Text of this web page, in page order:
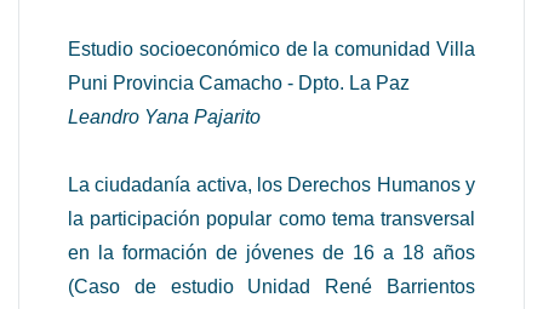
Estudio socioeconómico de la comunidad Villa
Puni Provincia Camacho - Dpto. La Paz
Leandro Yana Pajarito
La ciudadanía activa, los Derechos Humanos y
la participación popular como tema transversal
en la formación de jóvenes de 16 a 18 años
(Caso de estudio Unidad René Barrientos